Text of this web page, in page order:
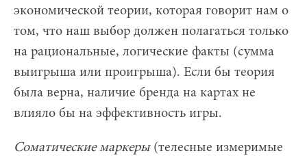
экономической теории, которая говорит нам о
том, что наш выбор должен полагаться только
на рациональные, логические факты (сумма
выигрыша или проигрыша). Если бы теория
была верна, наличие бренда на картах не
влияло бы на эффективность игры.
Соматические маркеры(телесные измеримые